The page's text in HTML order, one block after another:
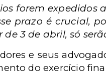
forem
prazo é crucial,
3 de abril, só
e seus
do exercício